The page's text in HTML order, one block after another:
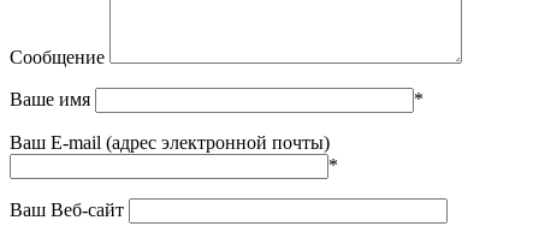
Сообщение
Ваше имя *
Ваш E-mail (адрес электронной почты)
*
Ваш Веб-сайт